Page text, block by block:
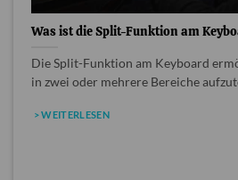
Was ist die Split-Funktion am
Die Split-Funktion am Keyboard
in zwei oder mehrere Bereiche
> WEITERLESEN